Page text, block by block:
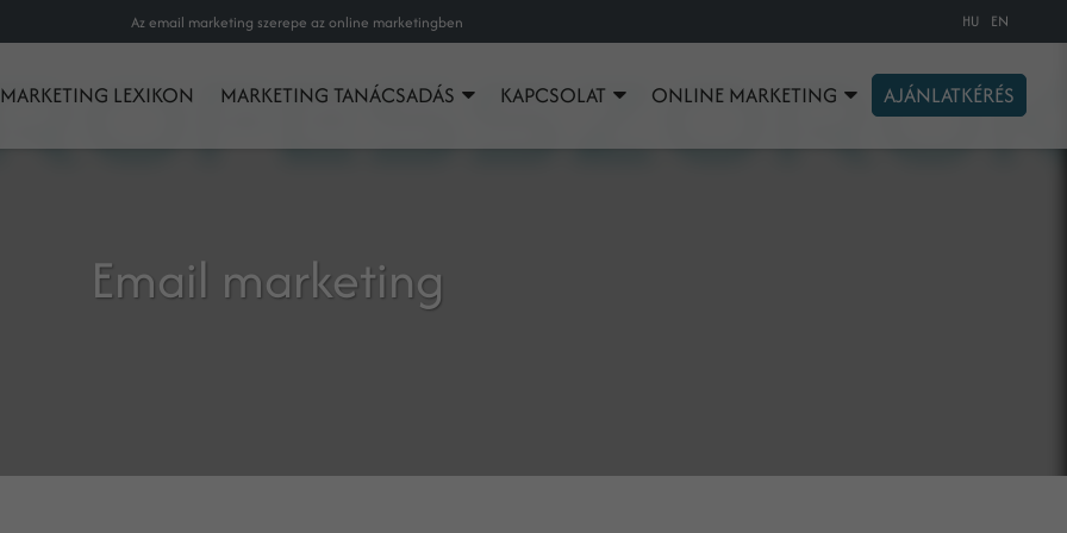
Az email marketing szerepe az online marketingben HU EN
MARKETING LEXIKON MARKETING TANÁCSADÁS KAPCSOLAT ONLINE MARKETING AJÁNLATKÉRÉS
Email marketing